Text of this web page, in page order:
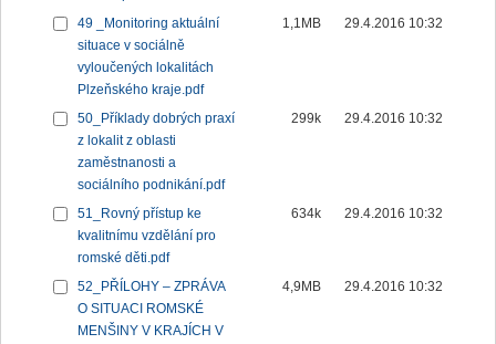
49 _Monitoring aktuální
situace v sociálně
vyloučených lokalitách
Plzeňského kraje.pdf
1,1MB 29.4.2016 10:32
50_Příklady dobrých praxí
z lokalit z oblasti
zaměstnanosti a
sociálního podnikání.pdf
299k 29.4.2016 10:32
51_Rovný přístup ke
kvalitnímu vzdělání pro
romské děti.pdf
634k 29.4.2016 10:32
52_PŘÍLOHY – ZPRÁVA
O SITUACI ROMSKÉ
MENŠINY V KRAJÍCH V
4,9MB 29.4.2016 10:32